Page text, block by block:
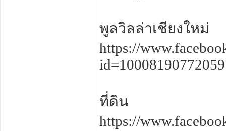
พูลวิลล่าเชียงใหม่
https://
ที่ดิน
https://